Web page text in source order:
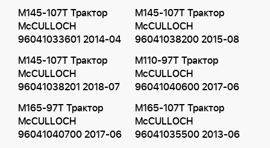
M145-107T Трактор
McCULLOCH
96041033601 2014-04
M145-107T Трактор
McCULLOCH
96041038200 2015-08
M145-107T Трактор
McCULLOCH
96041038201 2018-07
M110-97T Трактор
McCULLOCH
96041040600 2017-06
M165-97T Трактор
McCULLOCH
96041040700 2017-06
M165-107T Трактор
McCULLOCH
96041035500 2013-06